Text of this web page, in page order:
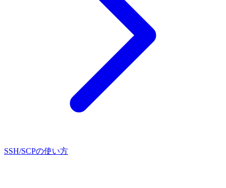
SSH/SCPの使い方